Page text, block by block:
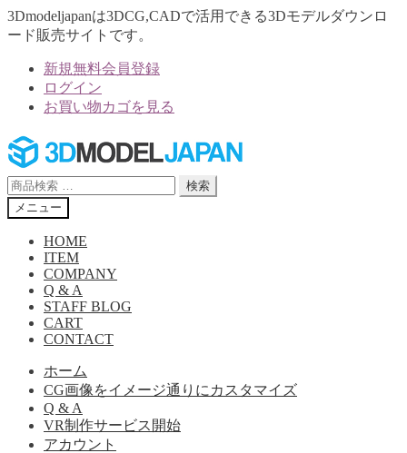
3Dmodeljapanは3DCG,CADで活用できる3Dモデルダウンロ
ード販売サイトです。
新規無料会員登録
ログイン
お買い物カゴを見る
ナ
ビ
ゲ
ー
シ
コ
ン
テ
ン
ツ
検
索
対
検索
メニュー
HOME
ITEM
COMPANY
Q & A
STAFF BLOG
CART
CONTACT
ホーム
CG画像をイメージ通りにカスタマイズ
Q & A
VR制作サービス開始
アカウント